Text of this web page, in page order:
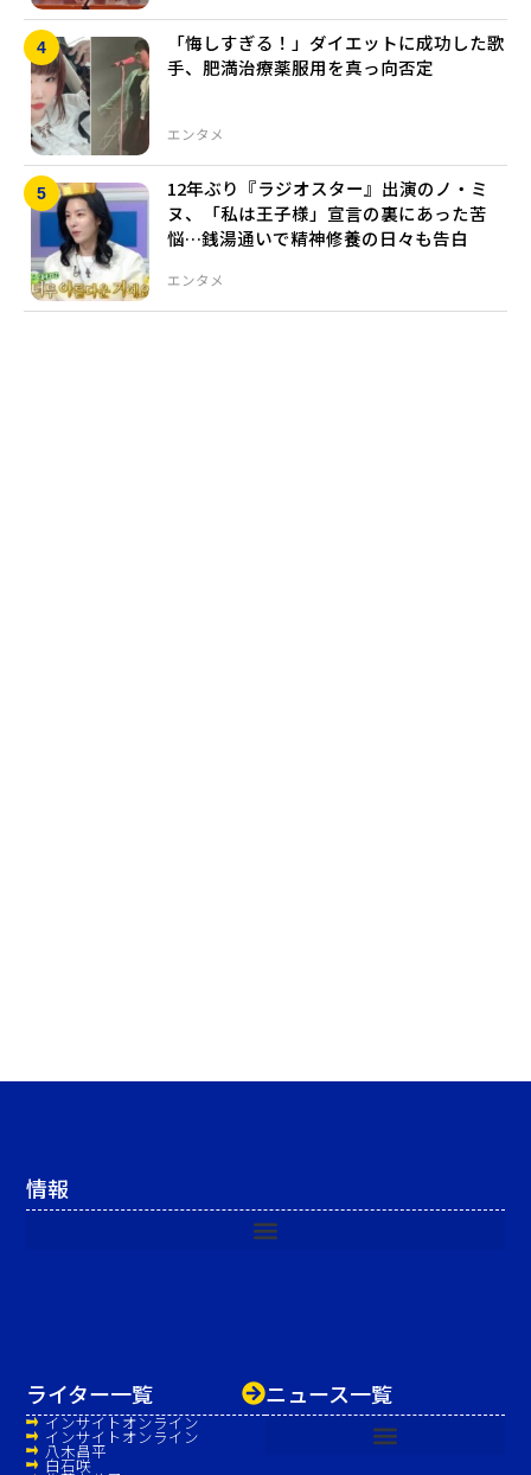
エンタメ
「悔しすぎる！」ダイエットに成功した歌
手、肥満治療薬服用を真っ向否定
エンタメ
12年ぶり『ラジオスター』出演のノ・ミ
ヌ、「私は王子様」宣言の裏にあった苦
悩…銭湯通いで精神修養の日々も告白
ニュース一覧
ライター一覧
インサイトオンライン
インサイトオンライン
八木昌平
白石咲
情報